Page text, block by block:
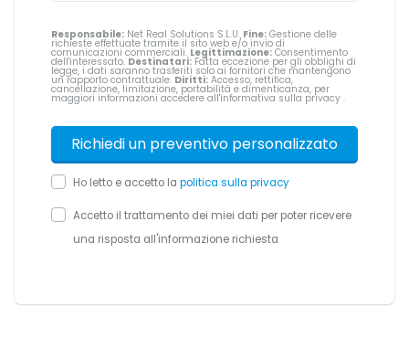
Responsabile: Net Real Solutions S.L.U. Fine: Gestione delle
richieste effettuate tramite il sito web e/o invio di
comunicazioni commerciali. Legittimazione: Consentimento
dell'interessato. Destinatari: Fatta eccezione per gli obblighi di
legge, i dati saranno trasferiti solo ai fornitori che mantengono
un rapporto contrattuale. Diritti: Accesso, rettifica,
cancellazione, limitazione, portabilità e dimenticanza, per
maggiori informazioni accedere all'informativa sulla privacy .
Ho letto e accetto la politica sulla privacy
Accetto il trattamento dei miei dati per poter ricevere
una risposta all'informazione richiesta